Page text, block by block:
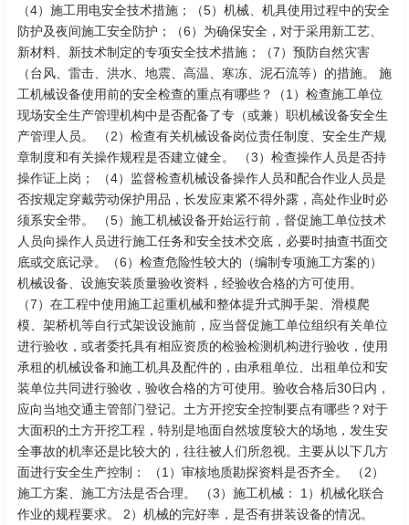
（4）施工用电安全技术措施；（5）机械、机具使用过程中的安全
防护及夜间施工安全防护；（6）为确保安全，对于采用新工艺、
新材料、新技术制定的专项安全技术措施；（7）预防自然灾害
（台风、雷击、洪水、地震、高温、寒冻、泥石流等）的措施。 施
工机械设备使用前的安全检查的重点有哪些？（1）检查施工单位
现场安全生产管理机构中是否配备了专（或兼）职机械设备安全生
产管理人员。 （2）检查有关机械设备岗位责任制度、安全生产规
章制度和有关操作规程是否建立健全。 （3）检查操作人员是否持
操作证上岗； （4）监督检查机械设备操作人员和配合作业人员是
否按规定穿戴劳动保护用品，长发应束紧不得外露，高处作业时必
须系安全带。 （5）施工机械设备开始运行前，督促施工单位技术
人员向操作人员进行施工任务和安全技术交底，必要时抽查书面交
底或交底记录。（6）检查危险性较大的（编制专项施工方案的）
机械设备、设施安装质量验收资料，经验收合格的方可使用。
（7）在工程中使用施工起重机械和整体提升式脚手架、滑模爬
模、架桥机等自行式架设设施前，应当督促施工单位组织有关单位
进行验收，或者委托具有相应资质的检验检测机构进行验收，使用
承租的机械设备和施工机具及配件的，由承租单位、出租单位和安
装单位共同进行验收，验收合格的方可使用。验收合格后30日内，
应向当地交通主管部门登记。土方开挖安全控制要点有哪些？对于
大面积的土方开挖工程，特别是地面自然坡度较大的场地，发生安
全事故的机率还是比较大的，往往被人们所忽视。主要从以下几方
面进行安全生产控制： （1）审核地质勘探资料是否齐全。 （2）
施工方案、施工方法是否合理。 （3）施工机械： 1）机械化联合
作业的规程要求。 2）机械的完好率，是否有拼装设备的情况。